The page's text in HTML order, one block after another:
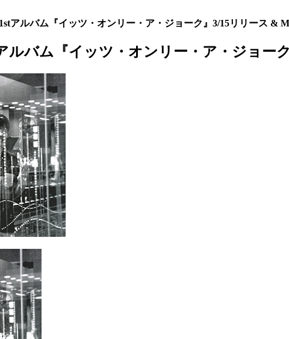
アルバム『イッツ・オンリー・ア・ジョーク』3/15リリース &
ルバム『イッツ・オンリー・ア・ジョー